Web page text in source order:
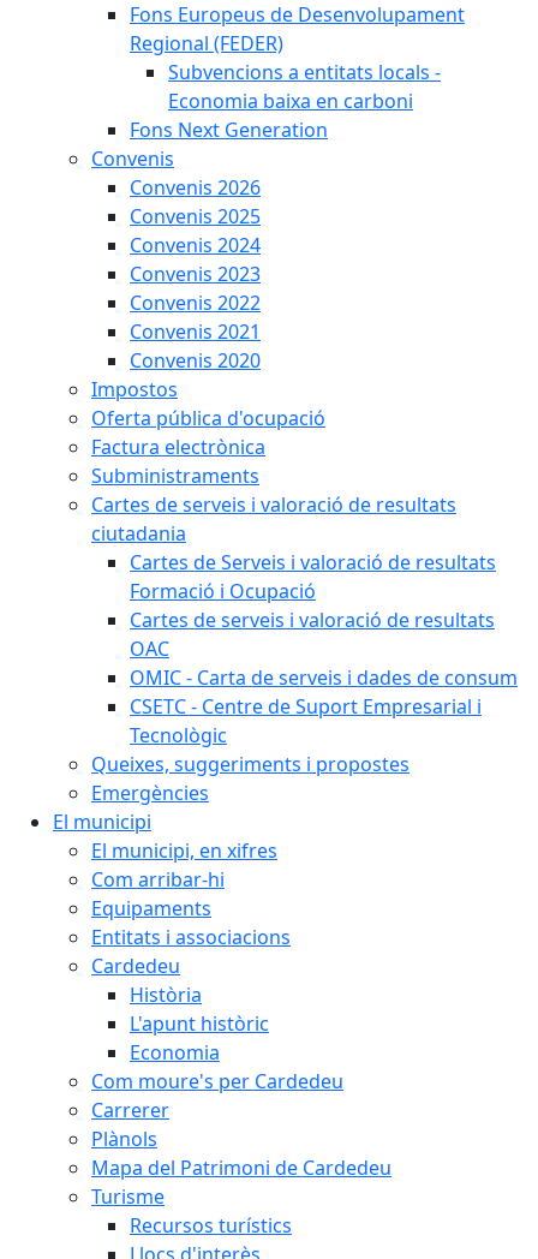
Fons Europeus de Desenvolupament
Regional (FEDER)
Subvencions a entitats locals -
Economia baixa en carboni
Fons Next Generation
Convenis
Convenis 2026
Convenis 2025
Convenis 2024
Convenis 2023
Convenis 2022
Convenis 2021
Convenis 2020
Impostos
Oferta pública d'ocupació
Factura electrònica
Subministraments
Cartes de serveis i valoració de resultats
ciutadania
Cartes de Serveis i valoració de resultats
Formació i Ocupació
Cartes de serveis i valoració de resultats
OAC
OMIC - Carta de serveis i dades de consum
CSETC - Centre de Suport Empresarial i
Tecnològic
Queixes, suggeriments i propostes
Emergències
El municipi
El municipi, en xifres
Com arribar-hi
Equipaments
Entitats i associacions
Cardedeu
Història
L'apunt històric
Economia
Com moure's per Cardedeu
Carrerer
Plànols
Mapa del Patrimoni de Cardedeu
Turisme
Recursos turístics